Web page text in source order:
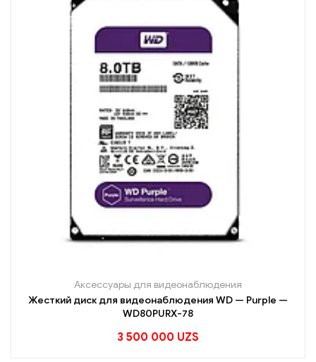
Аксессуары для видеонаблюдения
Жесткий диск для видеонаблюдения WD — Purple —
WD80PURX-78
3 500 000 UZS